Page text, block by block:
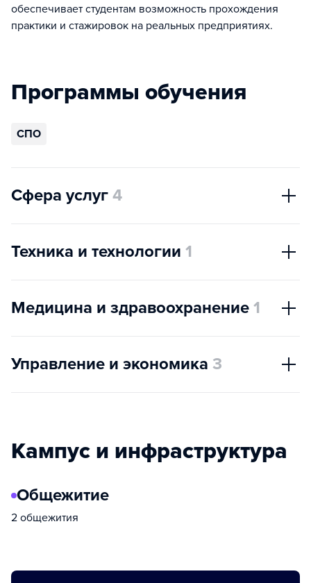
обеспечивает студентам возможность прохождения
практики и стажировок на реальных предприятиях.
Программы обучения
СПО
Сфера услуг 4
Техника и технологии 1
Медицина и здравоохранение 1
Управление и экономика 3
Кампус и инфраструктура
Общежитие
2 общежития